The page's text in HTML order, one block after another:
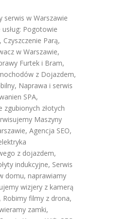
serwis w Warszawie
Pogotowie
, Czyszczenie Parą,
w Warszawie,
Furtek i Bram,
z Dojazdem,
, Naprawa i serwis
SPA,
zgubionych złotych
Maszyny
, Agencja SEO,
z dojazdem,
indukcyjne, Serwis
domu, naprawiamy
wizjery z kamerą
, Robimy filmy z drona,
zamki,